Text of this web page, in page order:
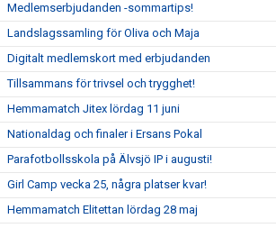
Medlemserbjudanden -sommartips!
Landslagssamling för Oliva och Maja
Digitalt medlemskort med erbjudanden
Tillsammans för trivsel och trygghet!
Hemmamatch Jitex lördag 11 juni
Nationaldag och finaler i Ersans Pokal
Parafotbollsskola på Älvsjö IP i augusti!
Girl Camp vecka 25, några platser kvar!
Hemmamatch Elitettan lördag 28 maj